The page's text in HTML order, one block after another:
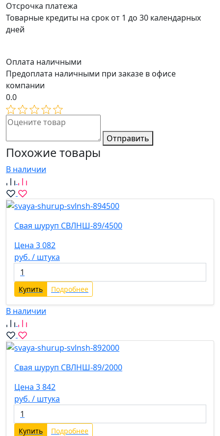
Отсрочка платежа
Товарные кредиты на срок от 1 до 30 календарных
дней
Оплата наличными
Предоплата наличными при заказе в офисе
компании
0.0
Отправить
Похожие товары
В наличии
Свая шуруп СВЛНШ-89/4500
Цена 3 082
руб. / штука
Купить Подробнее
В наличии
Свая шуруп СВЛНШ-89/2000
Цена 3 842
руб. / штука
Купить Подробнее